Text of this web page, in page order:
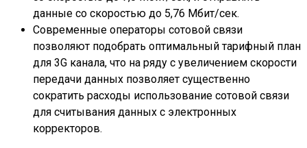
данные со скоростью до 5,76 Мбит/сек.
Современные операторы сотовой связи
позволяют подобрать оптимальный тарифный план
для 3G канала, что на ряду с увеличением скорости
передачи данных позволяет существенно
сократить расходы использование сотовой связи
для считывания данных с электронных
корректоров.